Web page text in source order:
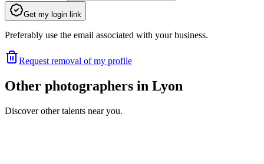
Get my login link
Preferably use the email associated with your business.
Request removal of my profile
Other photographers in Lyon
Discover other talents near you.